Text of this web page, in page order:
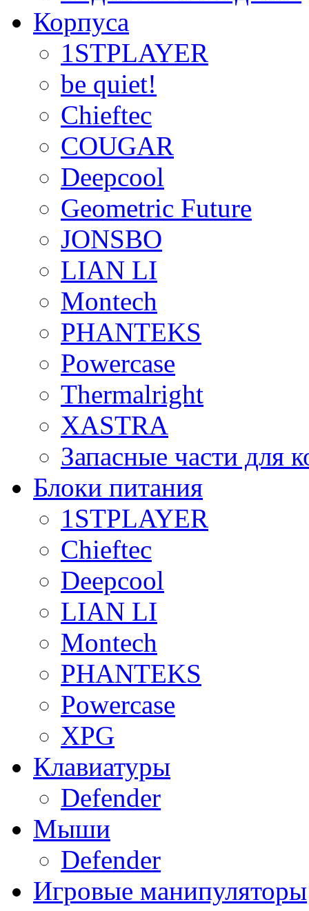
Корпуса
1STPLAYER
be quiet!
Chieftec
COUGAR
Deepcool
Geometric Future
JONSBO
LIAN LI
Montech
PHANTEKS
Powercase
Thermalright
XASTRA
Запасные части для
Блоки питания
1STPLAYER
Chieftec
Deepcool
LIAN LI
Montech
PHANTEKS
Powercase
XPG
Клавиатуры
Defender
Мыши
Defender
Игровые манипуляторы